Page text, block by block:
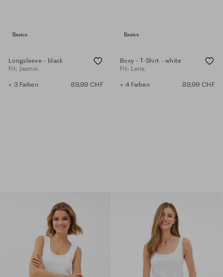
Basics
Longsleeve - black
Fit: Jasmin
+ 3 Farben 89,99 CHF
Basics
Boxy - T-Shirt - white
Fit: Lena
+ 4 Farben 89,99 CHF